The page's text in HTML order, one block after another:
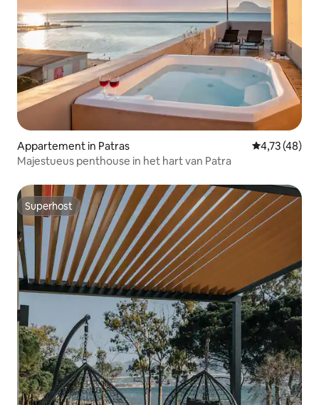
Appartement in Patras Gemiddelde
4,73 (48)
Majestueus penthouse in het hart van Patra
Superhost
Superhost